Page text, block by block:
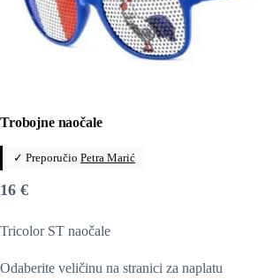
Trobojne naočale
✓ Preporučio Petra Marić
16 €
Tricolor ST naočale
Odaberite veličinu na stranici za naplatu